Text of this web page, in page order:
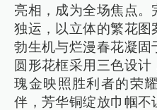
亮相，成为全场焦点
独运，以立体的繁花
勃生机与烂漫春花凝固
圆形花框采用三色设
瑰金映照胜利者的荣
伴，芳华铜绽放巾帼不